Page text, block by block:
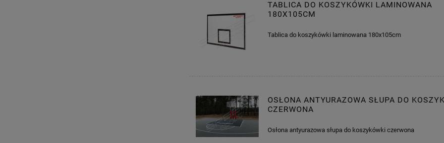
TABLICA DO KOSZYKÓWKI LAMINOWANA
180X105CM
Tablica do koszykówki laminowana 180x105cm
OSŁONA ANTYURAZOWA SŁUPA DO
CZERWONA
Osłona antyurazowa słupa do koszykówki czerwona